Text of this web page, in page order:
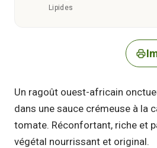
Lipides
Un ragoût ouest-africain
dans une sauce crémeuse à la
tomate. Réconfortant, riche et
végétal nourrissant et original.